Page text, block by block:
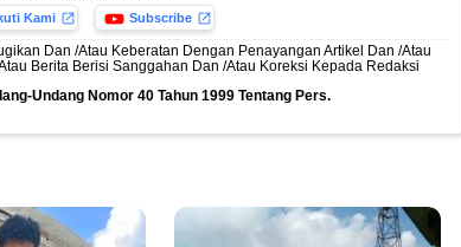
Ikuti Kami Subscribe
Dan /Atau Keberatan Dengan Penayangan Artikel Dan /Atau
Berita Berisi Sanggahan Dan /Atau Koreksi Kepada Redaksi
Undang Nomor 40 Tahun 1999 Tentang Pers.